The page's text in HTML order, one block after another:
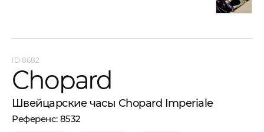
8682
Chopard
Швейцарские часы Chopard Imperiale
8532